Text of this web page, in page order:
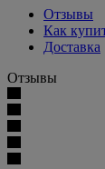
Отзывы
Как
Доставка
Отзывы